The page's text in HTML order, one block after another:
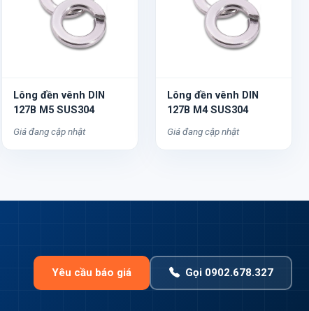
Lông đền vênh DIN
127B M5 SUS304
Giá đang cập nhật
Lông đền vênh DIN
127B M4 SUS304
Giá đang cập nhật
Yêu cầu báo giá Gọi 0902.678.327